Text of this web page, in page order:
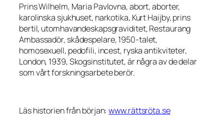
Prins Wilhelm, Maria Pavlovna, abort, aborter,
karolinska sjukhuset, narkotika, Kurt Haijby, prins
bertil, utomhavandeskapsgraviditet, Restaurang
Ambassadör, skådespelare, 1950-talet,
homosexuell, pedofili, incest, ryska antikviteter,
London, 1939, Skogsinstitutet, är några av de delar
som vårt forskningsarbete berör.
Läs historien från början:www.rättsröta.se